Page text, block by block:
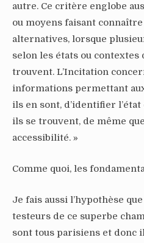
autre. Ce critère englobe
ou moyens faisant
alternatives, lorsque
selon les états ou contextes
trouvent. L’Incitation
informations permettant
ils en sont, d’identifier
ils se trouvent, de même
accessibilité. »
Comme quoi, les
Je fais aussi l’hypothèse
testeurs de ce superbe
sont tous parisiens et donc